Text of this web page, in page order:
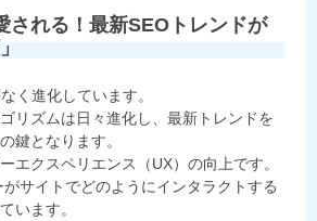
される！最新SEOトレンドが
く進化しています。
リズムは日々進化し、最新トレンドを
鍵となります。
エクスペリエンス（UX）の向上です。
サイトでどのようにインタラクトする
います。